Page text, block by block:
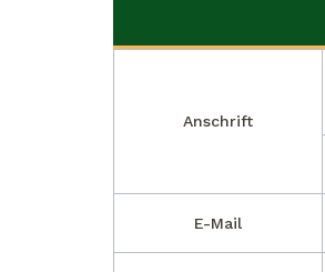
Anschrift
E-Mail